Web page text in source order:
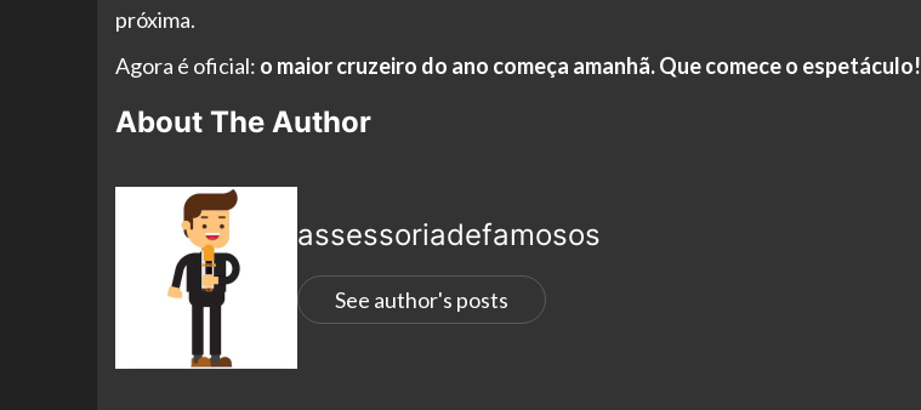
próxima.
Agora é oficial: o maior cruzeiro do ano começa amanhã. Que comece o espetáculo!
About The Author
assessoriadefamosos
See author's posts